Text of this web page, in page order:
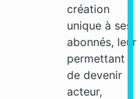
création
unique à ses
abonnés, leur
permettant
de devenir
acteur,